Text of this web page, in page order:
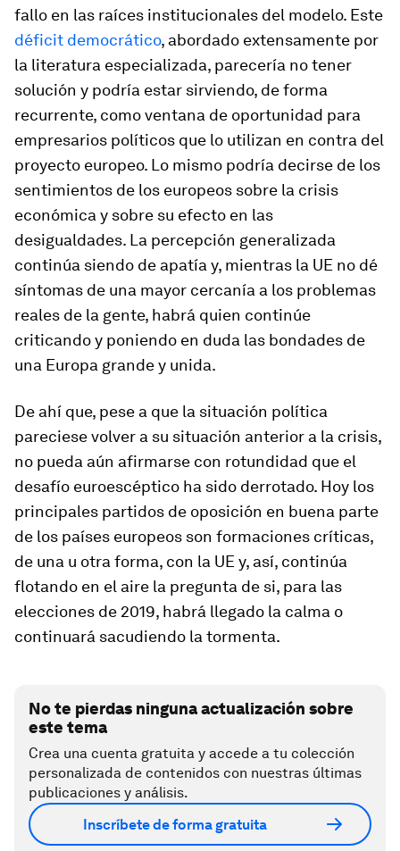
fallo en las raíces institucionales del modelo. Este
déficit democrático, abordado extensamente por
la literatura especializada, parecería no tener
solución y podría estar sirviendo, de forma
recurrente, como ventana de oportunidad para
empresarios políticos que lo utilizan en contra del
proyecto europeo. Lo mismo podría decirse de los
sentimientos de los europeos sobre la crisis
económica y sobre su efecto en las
desigualdades. La percepción generalizada
continúa siendo de apatía y, mientras la UE no dé
síntomas de una mayor cercanía a los problemas
reales de la gente, habrá quien continúe
criticando y poniendo en duda las bondades de
una Europa grande y unida.
De ahí que, pese a que la situación política
pareciese volver a su situación anterior a la crisis,
no pueda aún afirmarse con rotundidad que el
desafío euroescéptico ha sido derrotado. Hoy los
principales partidos de oposición en buena parte
de los países europeos son formaciones críticas,
de una u otra forma, con la UE y, así, continúa
flotando en el aire la pregunta de si, para las
elecciones de 2019, habrá llegado la calma o
continuará sacudiendo la tormenta.
No te pierdas ninguna actualización sobre
este tema
Crea una cuenta gratuita y accede a tu colección
personalizada de contenidos con nuestras últimas
publicaciones y análisis.
Inscríbete de forma gratuita